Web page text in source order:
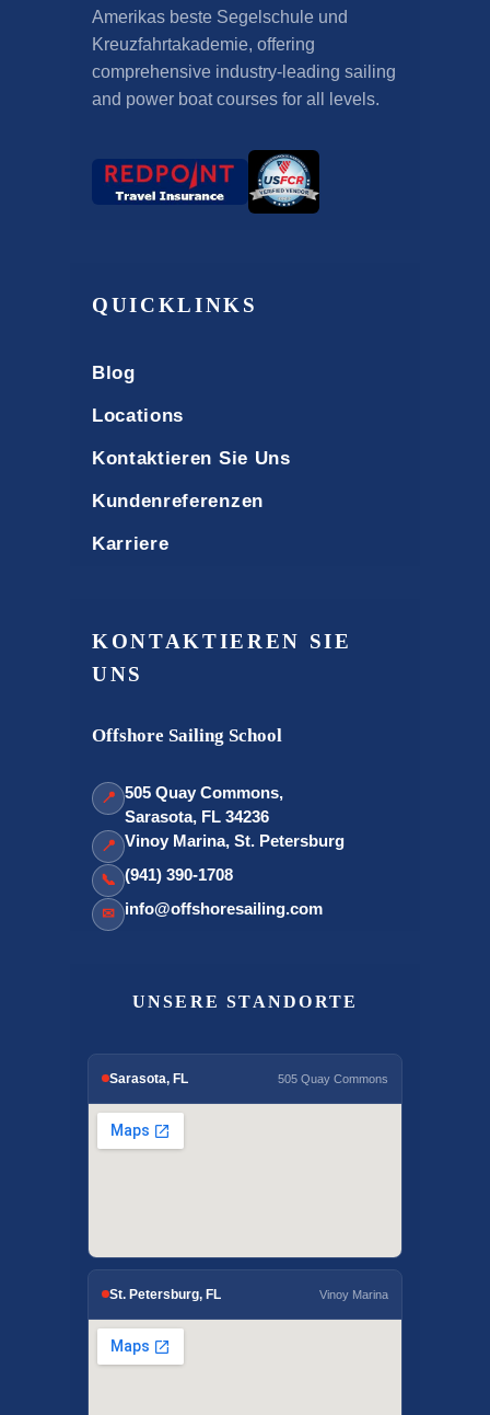
Amerikas beste Segelschule und
Kreuzfahrtakademie, offering
comprehensive industry-leading sailing
and power boat courses for all levels.
QUICKLINKS
Blog
Locations
Kontaktieren Sie Uns
Kundenreferenzen
Karriere
KONTAKTIEREN SIE
UNS
Offshore Sailing School
📍 505 Quay Commons,
Sarasota, FL 34236
📍 Vinoy Marina, St. Petersburg
📞 (941) 390-1708
✉ info@offshoresailing.com
UNSERE STANDORTE
Sarasota, FL 505 Quay Commons
St. Petersburg, FL Vinoy Marina